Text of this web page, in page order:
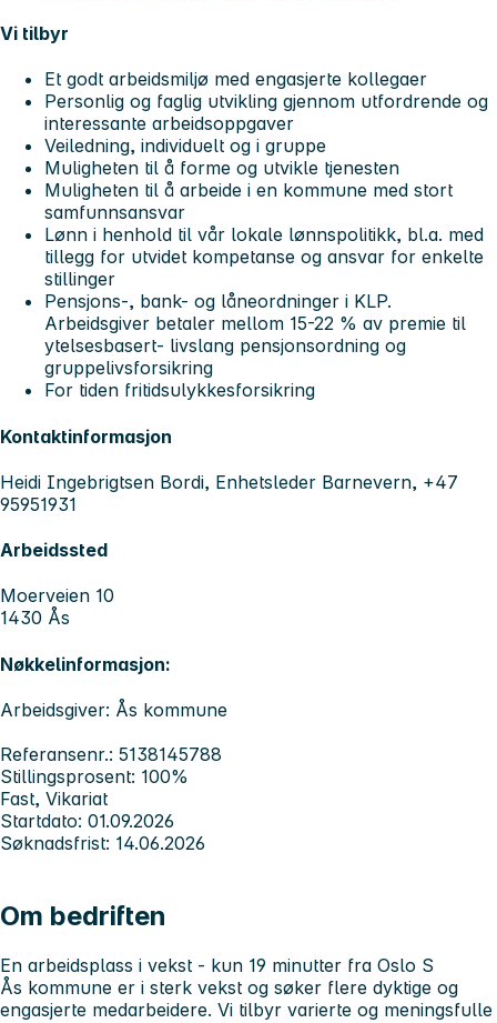
Vi tilbyr
Et godt arbeidsmiljø med engasjerte kollegaer
Personlig og faglig utvikling gjennom utfordrende og
interessante arbeidsoppgaver
Veiledning, individuelt og i gruppe
Muligheten til å forme og utvikle tjenesten
Muligheten til å arbeide i en kommune med stort
samfunnsansvar
Lønn i henhold til vår lokale lønnspolitikk, bl.a. med
tillegg for utvidet kompetanse og ansvar for enkelte
stillinger
Pensjons-, bank- og låneordninger i KLP.
Arbeidsgiver betaler mellom 15-22 % av premie til
ytelsesbasert- livslang pensjonsordning og
gruppelivsforsikring
For tiden fritidsulykkesforsikring
Kontaktinformasjon
Heidi Ingebrigtsen Bordi, Enhetsleder Barnevern, +47
95951931
Arbeidssted
Moerveien 10
1430 Ås
Nøkkelinformasjon:
Arbeidsgiver: Ås kommune
Referansenr.: 5138145788
Stillingsprosent: 100%
Fast, Vikariat
Startdato: 01.09.2026
Søknadsfrist: 14.06.2026
Om bedriften
En arbeidsplass i vekst - kun 19 minutter fra Oslo S
Ås kommune er i sterk vekst og søker flere dyktige og
engasjerte medarbeidere. Vi tilbyr varierte og meningsfulle